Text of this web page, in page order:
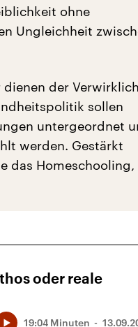
ohne
Ungleichheit
der
sollen
untergeordnet
werden. Gestärkt
das Homeschooling,
oder reale
19:04 Minuten